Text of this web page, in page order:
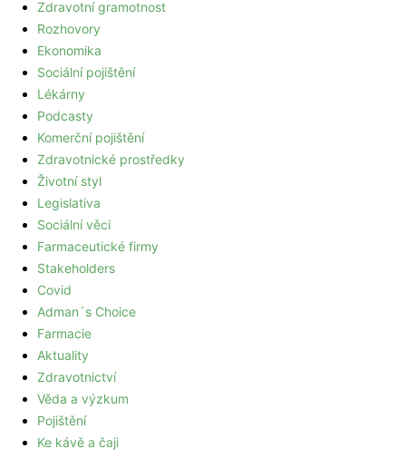
Zdravotní gramotnost
Rozhovory
Ekonomika
Sociální pojištění
Lékárny
Podcasty
Komerční pojištění
Zdravotnické prostředky
Životní styl
Legislativa
Sociální věci
Farmaceutické firmy
Stakeholders
Covid
Adman´s Choice
Farmacie
Aktuality
Zdravotnictví
Věda a výzkum
Pojištění
Ke kávě a čaji